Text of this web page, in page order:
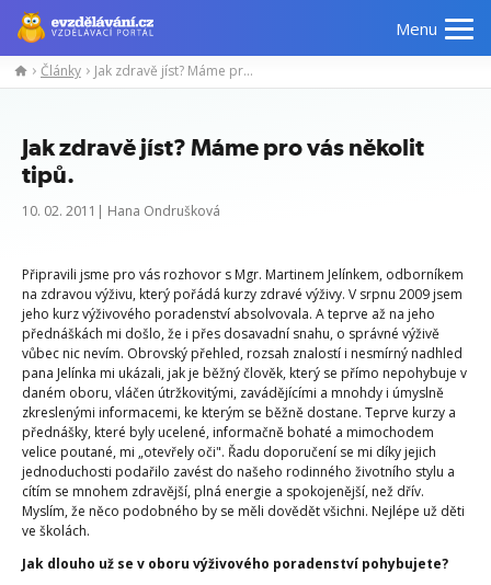
Menu
Články Jak zdravě jíst? Máme pro vás několit tipů.
Jak zdravě jíst? Máme pro vás několit
tipů.
10. 02. 2011| Hana Ondrušková
Připravili jsme pro vás rozhovor s Mgr. Martinem Jelínkem, odborníkem
na zdravou výživu, který pořádá kurzy zdravé výživy. V srpnu 2009 jsem
jeho kurz výživového poradenství absolvovala. A teprve až na jeho
přednáškách mi došlo, že i přes dosavadní snahu, o správné výživě
vůbec nic nevím. Obrovský přehled, rozsah znalostí i nesmírný nadhled
pana Jelínka mi ukázali, jak je běžný člověk, který se přímo nepohybuje v
daném oboru, vláčen útržkovitými, zavádějícími a mnohdy i úmyslně
zkreslenými informacemi, ke kterým se běžně dostane. Teprve kurzy a
přednášky, které byly ucelené, informačně bohaté a mimochodem
velice poutané, mi „otevřely oči". Řadu doporučení se mi díky jejich
jednoduchosti podařilo zavést do našeho rodinného životního stylu a
cítím se mnohem zdravější, plná energie a spokojenější, než dřív.
Myslím, že něco podobného by se měli dovědět všichni. Nejlépe už děti
ve školách.
Jak dlouho už se v oboru výživového poradenství pohybujete?